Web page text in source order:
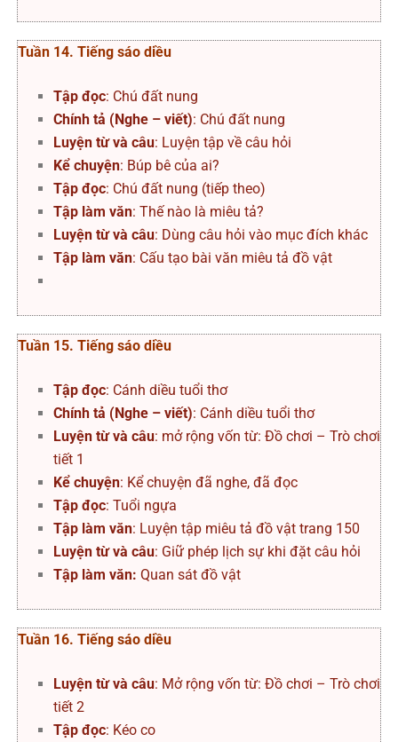
Tuần 14. Tiếng sáo diều
Tập đọc: Chú đất nung
Chính tả (Nghe – viết): Chú đất nung
Luyện từ và câu: Luyện tập về câu hỏi
Kể chuyện: Búp bê của ai?
Tập đọc: Chú đất nung (tiếp theo)
Tập làm văn: Thế nào là miêu tả?
Luyện từ và câu: Dùng câu hỏi vào mục đích khác
Tập làm văn: Cấu tạo bài văn miêu tả đồ vật
Tuần 15. Tiếng sáo diều
Tập đọc: Cánh diều tuổi thơ
Chính tả (Nghe – viết): Cánh diều tuổi thơ
Luyện từ và câu: mở rộng vốn từ: Đồ chơi – Trò chơi
tiết 1
Kể chuyện: Kể chuyện đã nghe, đã đọc
Tập đọc: Tuổi ngựa
Tập làm văn: Luyện tập miêu tả đồ vật trang 150
Luyện từ và câu: Giữ phép lịch sự khi đặt câu hỏi
Tập làm văn: Quan sát đồ vật
Tuần 16. Tiếng sáo diều
Luyện từ và câu: Mở rộng vốn từ: Đồ chơi – Trò chơi
tiết 2
Tập đọc: Kéo co